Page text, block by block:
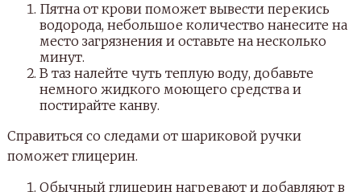
Пятна от крови поможет вывести перекись
водорода, небольшое количество нанесите на
место загрязнения и оставьте на несколько
минут.
В таз налейте чуть теплую воду, добавьте
немного жидкого моющего средства и
постирайте канву.
Справиться со следами от шариковой ручки
поможет глицерин.
Обычный глицерин нагревают и добавляют в